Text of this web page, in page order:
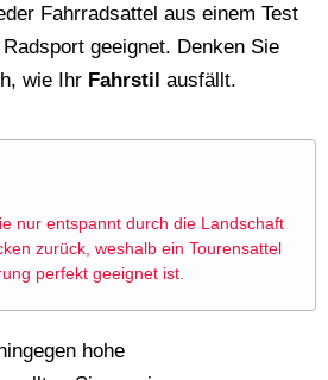
Fahrradsattel aus einem Test
geeignet. Denken Sie
wie Ihr Fahrstil ausfällt.
nur entspannt durch die Landschaft
zurück, weshalb ein Tourensattel
perfekt geeignet ist.
hohe